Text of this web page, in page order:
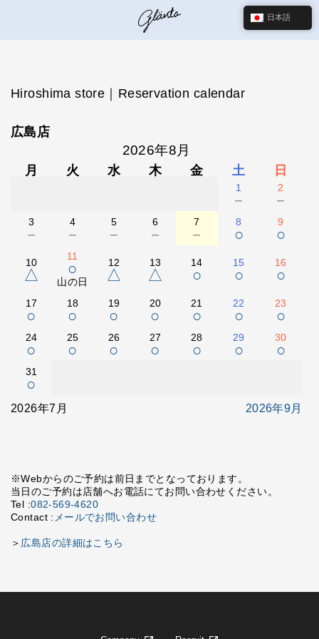
Hiroshima store｜Reservation calendar
広島店
2026年8月
月 火 水 木 金 土 日
1
－
2
－
3
－
4
－
5
－
6
－
7
－
8
○
9
○
10
△
11
○
山の日
12
△
13
△
14
○
15
○
16
○
17
○
18
○
19
○
20
○
21
○
22
○
23
○
24
○
25
○
26
○
27
○
28
○
29
○
30
○
31
○
2026年7月 2026年9月
※Webからのご予約は前日までとなっております。
当日のご予約は店舗へお電話にてお問い合わせください。
Tel :082-569-4620
Contact : メールでお問い合わせ
＞ 広島店の詳細はこちら
日本語